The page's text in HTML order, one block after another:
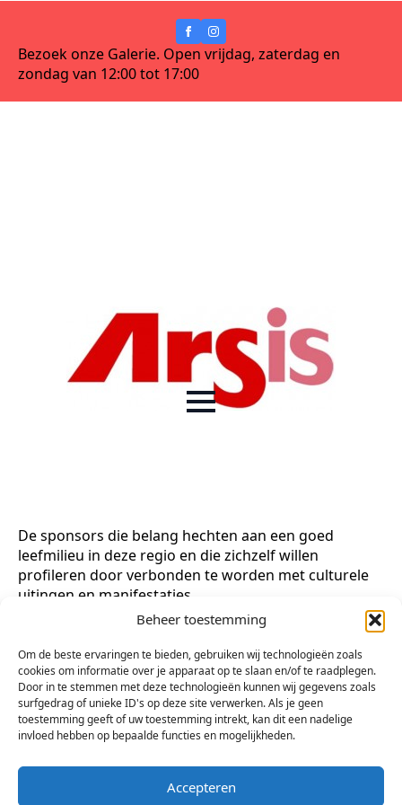
Beheer toestemming
Om de beste ervaringen te bieden, gebruiken wij technologieën zoals
cookies om informatie over je apparaat op te slaan en/of te raadplegen.
Door in te stemmen met deze technologieën kunnen wij gegevens zoals
surfgedrag of unieke ID's op deze site verwerken. Als je geen
toestemming geeft of uw toestemming intrekt, kan dit een nadelige
invloed hebben op bepaalde functies en mogelijkheden.
Accepteren
Bezoek onze Galerie. Open vrijdag, zaterdag en
zondag van 12:00 tot 17:00
De sponsors die belang hechten aan een goed
leefmilieu in deze regio en die zichzelf willen
profileren door verbonden te worden met culturele
uitingen en manifestaties.
Gemeente Bergen op Zoom NL
Stichting KunstWerk – Bergen op Zoom
Bergen op Zoom nieuws
Tante Louise